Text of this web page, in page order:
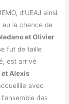
d’UEAJ ainsi
eu la chance de
et Olivier
fut de taille
est arrivé
Alexis
avec
des